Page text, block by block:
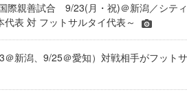
際親善試合 9/23(月・祝)＠新潟／シティ
表 対 フットサルタイ代表～
新潟、9/25＠愛知）対戦相手がフットサ